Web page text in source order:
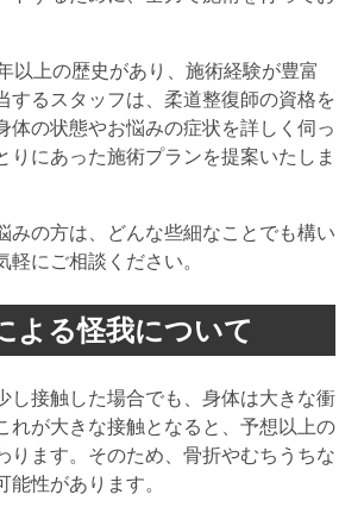
以上の歴史があり、施術経験が豊富
するスタッフは、柔道整復師の資格を
体の状態やお悩みの症状を詳しく伺っ
りにあった施術プランを提案いたしま
みの方は、どんな些細なことでも構い
軽にご相談ください。
よる怪我について
し接触した場合でも、身体は大きな衝
れが大きな接触となると、予想以上の
ります。そのため、骨折やむちうちな
能性があります。